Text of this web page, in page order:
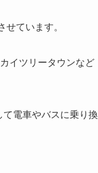
ています。
イツリータウンなど
電車やバスに乗り換